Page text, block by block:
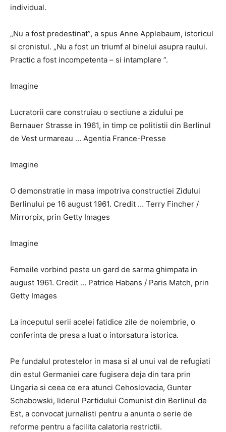
individual.
„Nu a fost predestinat”, a spus Anne Applebaum, istoricul
si cronistul. „Nu a fost un triumf al binelui asupra raului.
Practic a fost incompetenta – si intamplare ”.
Imagine
Lucratorii care construiau o sectiune a zidului pe
Bernauer Strasse in 1961, in timp ce politistii din Berlinul
de Vest urmareau … Agentia France-Presse
Imagine
O demonstratie in masa impotriva constructiei Zidului
Berlinului pe 16 august 1961. Credit … Terry Fincher /
Mirrorpix, prin Getty Images
Imagine
Femeile vorbind peste un gard de sarma ghimpata in
august 1961. Credit … Patrice Habans / Paris Match, prin
Getty Images
La inceputul serii acelei fatidice zile de noiembrie, o
conferinta de presa a luat o intorsatura istorica.
Pe fundalul protestelor in masa si al unui val de refugiati
din estul Germaniei care fugisera deja din tara prin
Ungaria si ceea ce era atunci Cehoslovacia, Gunter
Schabowski, liderul Partidului Comunist din Berlinul de
Est, a convocat jurnalisti pentru a anunta o serie de
reforme pentru a facilita calatoria restrictii.